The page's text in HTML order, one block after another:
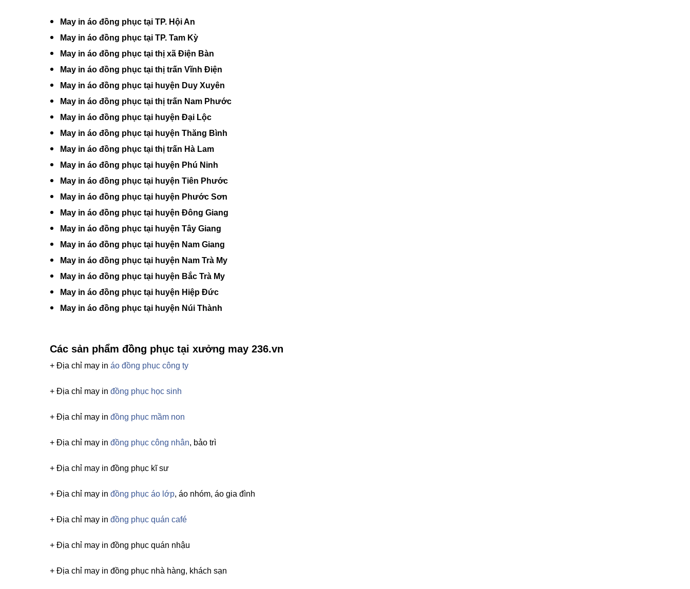
May in áo đồng phục tại TP. Hội An
May in áo đồng phục tại TP. Tam Kỳ
May in áo đồng phục tại thị xã Điện Bàn
May in áo đồng phục tại thị trấn Vĩnh Điện
May in áo đồng phục tại huyện Duy Xuyên
May in áo đồng phục tại thị trấn Nam Phước
May in áo đồng phục tại huyện Đại Lộc
May in áo đồng phục tại huyện Thăng Bình
May in áo đồng phục tại thị trấn Hà Lam
May in áo đồng phục tại huyện Phú Ninh
May in áo đồng phục tại huyện Tiên Phước
May in áo đồng phục tại huyện Phước Sơn
May in áo đồng phục tại huyện Đông Giang
May in áo đồng phục tại huyện Tây Giang
May in áo đồng phục tại huyện Nam Giang
May in áo đồng phục tại huyện Nam Trà My
May in áo đồng phục tại huyện Bắc Trà My
May in áo đồng phục tại huyện Hiệp Đức
May in áo đồng phục tại huyện Núi Thành
Các sản phẩm đồng phục tại xưởng may 236.vn
+ Địa chỉ may in áo đồng phục công ty
+ Địa chỉ may in đồng phục học sinh
+ Địa chỉ may in đồng phục mầm non
+ Địa chỉ may in đồng phục công nhân, bảo trì
+ Địa chỉ may in đồng phục kĩ sư
+ Địa chỉ may in đồng phục áo lớp, áo nhóm, áo gia đình
+ Địa chỉ may in đồng phục quán café
+ Địa chỉ may in đồng phục quán nhậu
+ Địa chỉ may in đồng phục nhà hàng, khách sạn